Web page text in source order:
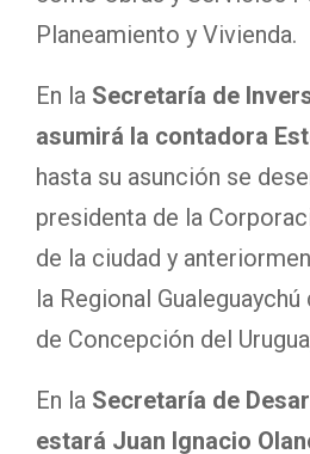
Planeamiento y Vivienda.
En la Secretaría de
asumirá la contadora
hasta su asunción se
presidenta de la
de la ciudad y
la Regional
de Concepción del
En la Secretaría de
estará Juan Ignacio